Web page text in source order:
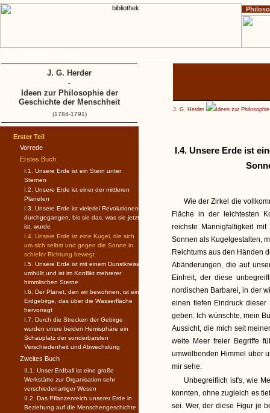
J. G. Herder Ideen zur
I.4. Unsere Erde ist
Wie der Zirkel die
Fläche in der leichtesten
reichste Mannigfaltigkeit
Sonnen als Kugelgestalten,
Reichtums aus den Händen
Abänderungen, die auf
Einheit, der diese
nordischen Barbarei, in der
einen tiefen Eindruck dieser
geben. Ich wünschte, mein
Aussicht, die mich seit
weite Meer freier Begriffe
umwölbenden Himmel über
mir sehe.
Unbegreiflich ist's, wie
konnten, ohne zugleich es
sei. Wer, der diese Figur je
Erster Teil
Vorrede
Erstes Buch
I.1. Unsere Erde ist ein Stern unter
Sternen
I.2. Unsere Erde ist einer der mittleren
Planeten
I.3. Unsere Erde ist vielerlei Revolutionen
durchgegangen, bis sie das, was sie jetzt
ist, wurde
I.4. Unsere Erde ist eine Kugel, die sich
um sich selbst und gegen die Sonne in
schiefer Richtung bewegt
I.5. Unsere Erde ist mit einem Dunstkreise
umhüllt und ist im Konflikt mehrerer
himmlischen Sterne
I.6. Der Planet, den wir bewohnen, ist ein
Erdgebirge, das über die Wasserfläche
hervorragt
I.7. Durch die Strecken der Gebirge
wurden unsre beiden Hemisphäre ein
Schauplatz der sonderbarsten
Verschiedenheit und Abwechslung
Zweites Buch
II.1. Unser Erdball ist eine große
Werkstätte zur Organisation sehr
verschiedenartiger Wesen
II.2. Das Pflanzenreich unserer Erde in
Beziehung auf die Menschengeschichte
J. G. Herder
-
Ideen zur Philosophie der
Geschichte der Menschheit
(1784-1791)